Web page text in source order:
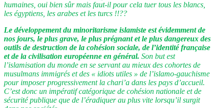
humaines, oui bien sûr mais faut-il pour cela tuer tous les blancs,
les égyptiens, les arabes et les turcs !!??
Le développement du minoritarisme islamiste est évidemment de
nos jours, le plus grave, le plus prégnant et le plus dangereux des
outils de destruction de la cohésion sociale, de l’identité française
et de la civilisation européenne en général. Son but est
l’islamisation du monde en se servant au mieux des cohortes de
musulmans immigrés et des « idiots utiles » de l’islamo-gauchisme
pour imposer progressivement la chari’a dans les pays d’accueil.
C’est donc un impératif catégorique de cohésion nationale et de
sécurité publique que de l’éradiquer au plus vite lorsqu’il surgit